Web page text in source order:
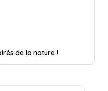
de la nature !